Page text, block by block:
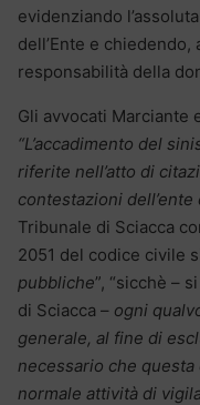
evidenziando
dell’Ente e
responsabilità della
Gli avvocati Marciante
“L’accadimento del
riferite nell’atto di
contestazioni
Tribunale di Sciacca
2051 del codice civile
pubbliche”, “sicchè –
di Sciacca – ogni
generale, al fine di
necessario che
normale attività di